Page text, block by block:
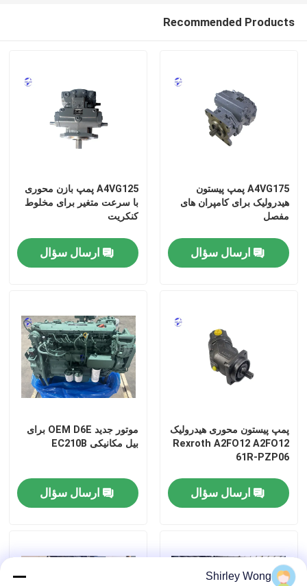
موتور کوبوتا
موتور یانمار
موتور پرکینز
موتور ویچای
قطعات موتور دیزل
قطعات بیل مکانیکی
مینی بیل مکانیکی
بکهو لودر
Recommended Products
A4VG175 پمپ پیستون
هیدرولیک برای کامپران های
مفصل
ارسال سؤال
A4VG125 پمپ بازن محوری
با سرعت متغیر برای مخلوط
کنکریت
ارسال سؤال
پمپ پیستون محوری هیدرولیک
Rexroth A2FO12 A2FO12
61R-PZP06
ارسال سؤال
موتور جدید OEM D6E برای
بیل مکانیکی EC210B
ارسال سؤال
Shirley Wong